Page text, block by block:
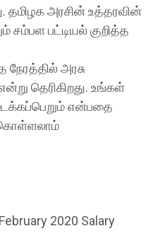
தமிழக அரசின் உத்தரவின்
சம்பள பட்டியல் குறித்த
அரசு
தெரிகிறது. உங்கள்
என்பதை
கொள்ளலாம்
2020 Salary